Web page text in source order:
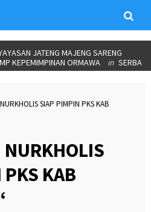
BPD RW 08 DESA NYATNYONO
SIAP PIMPIN PKS KAB
KAB